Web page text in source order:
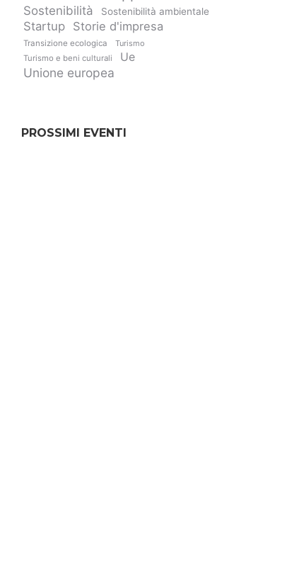
Sostenibilità Sostenibilità ambientale
Startup Storie d'impresa
Transizione ecologica
Turismo
Turismo e beni culturali
Ue
Unione europea
PROSSIMI EVENTI